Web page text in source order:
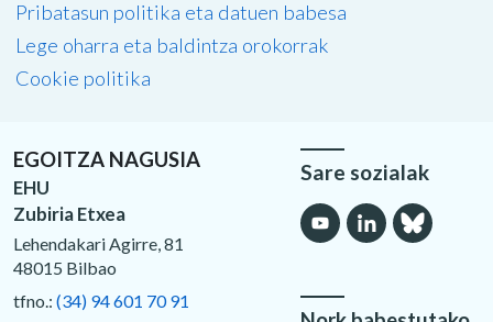
Pribatasun politika eta datuen babesa
Lege oharra eta baldintza orokorrak
Cookie politika
EGOITZA NAGUSIA
EHU
Zubiria Etxea
Lehendakari Agirre, 81
48015 Bilbao
tfno.: (34) 94 601 70 91
Sare sozialak